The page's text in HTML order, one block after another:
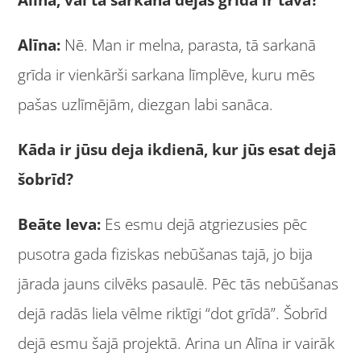
Alīna: Nē. Man ir melna, parasta, tā sarkanā
grīda ir vienkārši sarkana līmplēve, kuru mēs
pašas uzlīmējām, diezgan labi sanāca.
Kāda ir jūsu deja ikdienā, kur jūs esat dejā
šobrīd?
Beāte Ieva: Es esmu dejā atgriezusies pēc
pusotra gada fiziskas nebūšanas tajā, jo bija
jārada jauns cilvēks pasaulē. Pēc tās nebūšanas
dejā radās liela vēlme riktīgi “dot grīdā”. Šobrīd
dejā esmu šajā projektā. Arina un Alīna ir vairāk